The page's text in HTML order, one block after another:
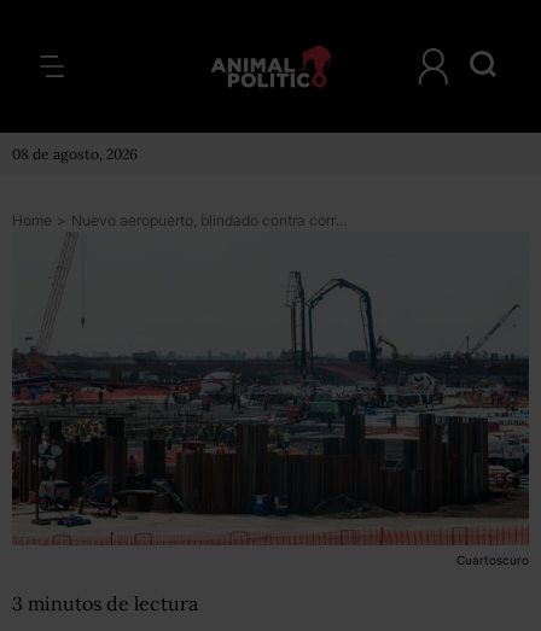
08 de agosto, 2026
Home > Nuevo aeropuerto, blindado contra corrupción, dice gobierno; AMLO pide transparencia
Cuartoscuro
3 minutos de lectura